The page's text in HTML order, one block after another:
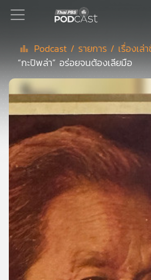
Podcast
เพล
สต์
แนะนำ
เพล
ย์
ลิ
สต์
ของ
คุณ
Podcast / รายการ / เรื่องเล่
“กะปิพล่า” อร่อยจนต้องเลียมือ